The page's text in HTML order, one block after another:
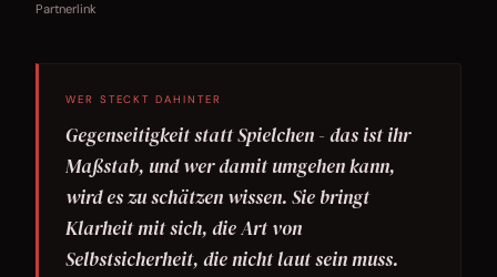
Partnerlink
WER STECKT DAHINTER
Gegenseitigkeit statt Spielchen - das ist ihr
Maßstab, und wer damit umgehen kann,
wird es zu schätzen wissen. Sie bringt
Klarheit mit sich, die Art von
Selbstsicherheit, die nicht laut sein muss.